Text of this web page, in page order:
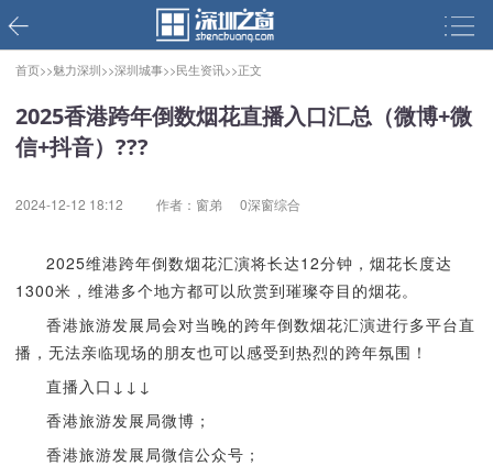
首页>>魅力深圳>>深圳城事>>民生资讯>>正文
2025香港跨年倒数烟花直播入口汇总（微博+微
信+抖音）???
2024-12-12 18:12 作者：窗弟 0深窗综合
2025维港跨年倒数烟花汇演将长达12分钟，烟花长度达
1300米，维港多个地方都可以欣赏到璀璨夺目的烟花。
香港旅游发展局会对当晚的跨年倒数烟花汇演进行多平台直
播，无法亲临现场的朋友也可以感受到热烈的跨年氛围！
直播入口↓↓↓
香港旅游发展局微博；
香港旅游发展局微信公众号；